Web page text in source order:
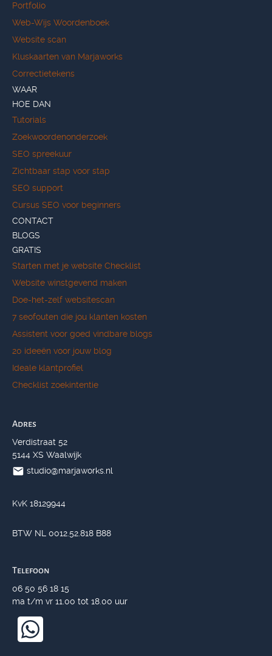
Portfolio
Web-Wijs Woordenboek
Website scan
Kluskaarten van Marjaworks
Correctietekens
WAAR
HOE DAN
Tutorials
Zoekwoordenonderzoek
SEO spreekuur
Zichtbaar stap voor stap
SEO support
Cursus SEO voor beginners
CONTACT
BLOGS
GRATIS
Starten met je website Checklist
Website winstgevend maken
Doe-het-zelf websitescan
7 seofouten die jou klanten kosten
Assistent voor goed vindbare blogs
20 ideeën voor jouw blog
Ideale klantprofiel
Checklist zoekintentie
Adres
Verdistraat 52
5144 XS Waalwijk
studio@marjaworks.nl
KvK 18129944
BTW NL 0012.52.818 B88
Telefoon
06 50 56 18 15
ma t/m vr 11.00 tot 18.00 uur